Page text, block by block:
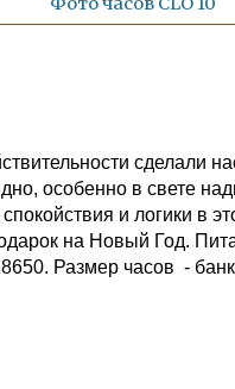
сделали
особенно в свете
и логики в
на Новый Год.
Размер часов -